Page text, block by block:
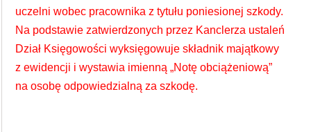
uczelni wobec pracownika z tytułu poniesionej szkody.
Na podstawie zatwierdzonych przez Kanclerza ustaleń
Dział Księgowości wyksięgowuje składnik majątkowy
z ewidencji i wystawia imienną „Notę obciążeniową”
na osobę odpowiedzialną za szkodę.